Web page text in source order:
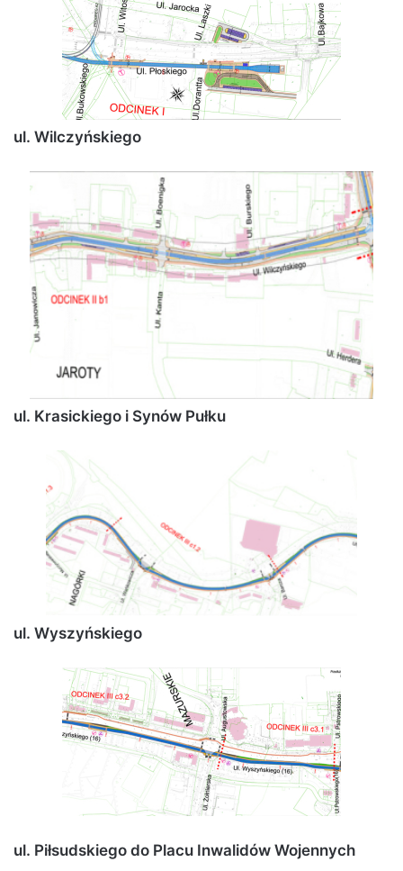
ul. Wilczyńskiego
ul. Krasickiego i Synów Pułku
ul. Wyszyńskiego
ul. Piłsudskiego do Placu Inwalidów Wojennych